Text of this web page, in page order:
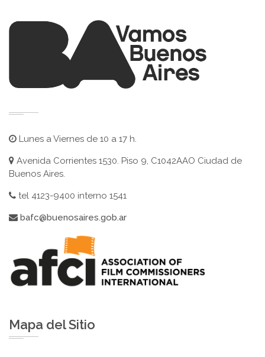
Lunes a Viernes de 10 a 17 h.
Avenida Corrientes 1530. Piso 9, C1042AAO Ciudad de
Buenos Aires.
tel 4123-9400 interno 1541
bafc@buenosaires.gob.ar
Mapa del Sitio